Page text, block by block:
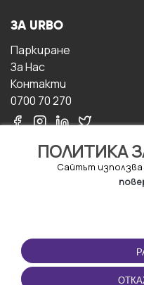
ПОЛИТИКА
Сайтът използва
ЗА URBO
Паркиране
За Hас
Контакти
0700 70 270
ПОЛЗВАНЕ
Правила и условия за
ползване